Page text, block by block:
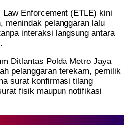
Enforcement (ETLE) kini
menindak pelanggaran lalu
interaksi langsung antara
Ditlantas Polda Metro Jaya
pelanggaran terekam, pemilik
surat konfirmasi tilang
fisik maupun notifikasi